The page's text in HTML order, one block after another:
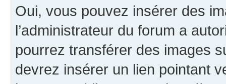
Oui, vous pouvez insérer des
l’administrateur du forum a
pourrez transférer des images
devrez insérer un lien pointant